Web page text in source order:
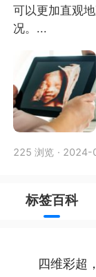
可以更加直观
况。...
225 浏览 · 2024-
标签百科
四维彩超，